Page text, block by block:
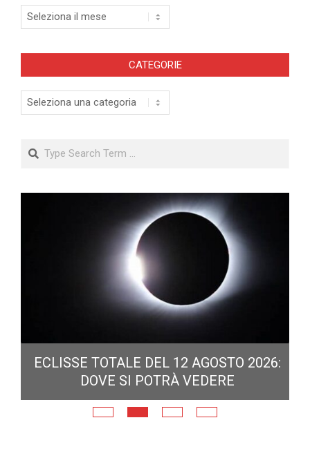
Archivi
CATEGORIE
Categorie
Search
ECLISSE TOTALE DEL 12 AGOSTO 2026:
DOVE SI POTRÀ VEDERE